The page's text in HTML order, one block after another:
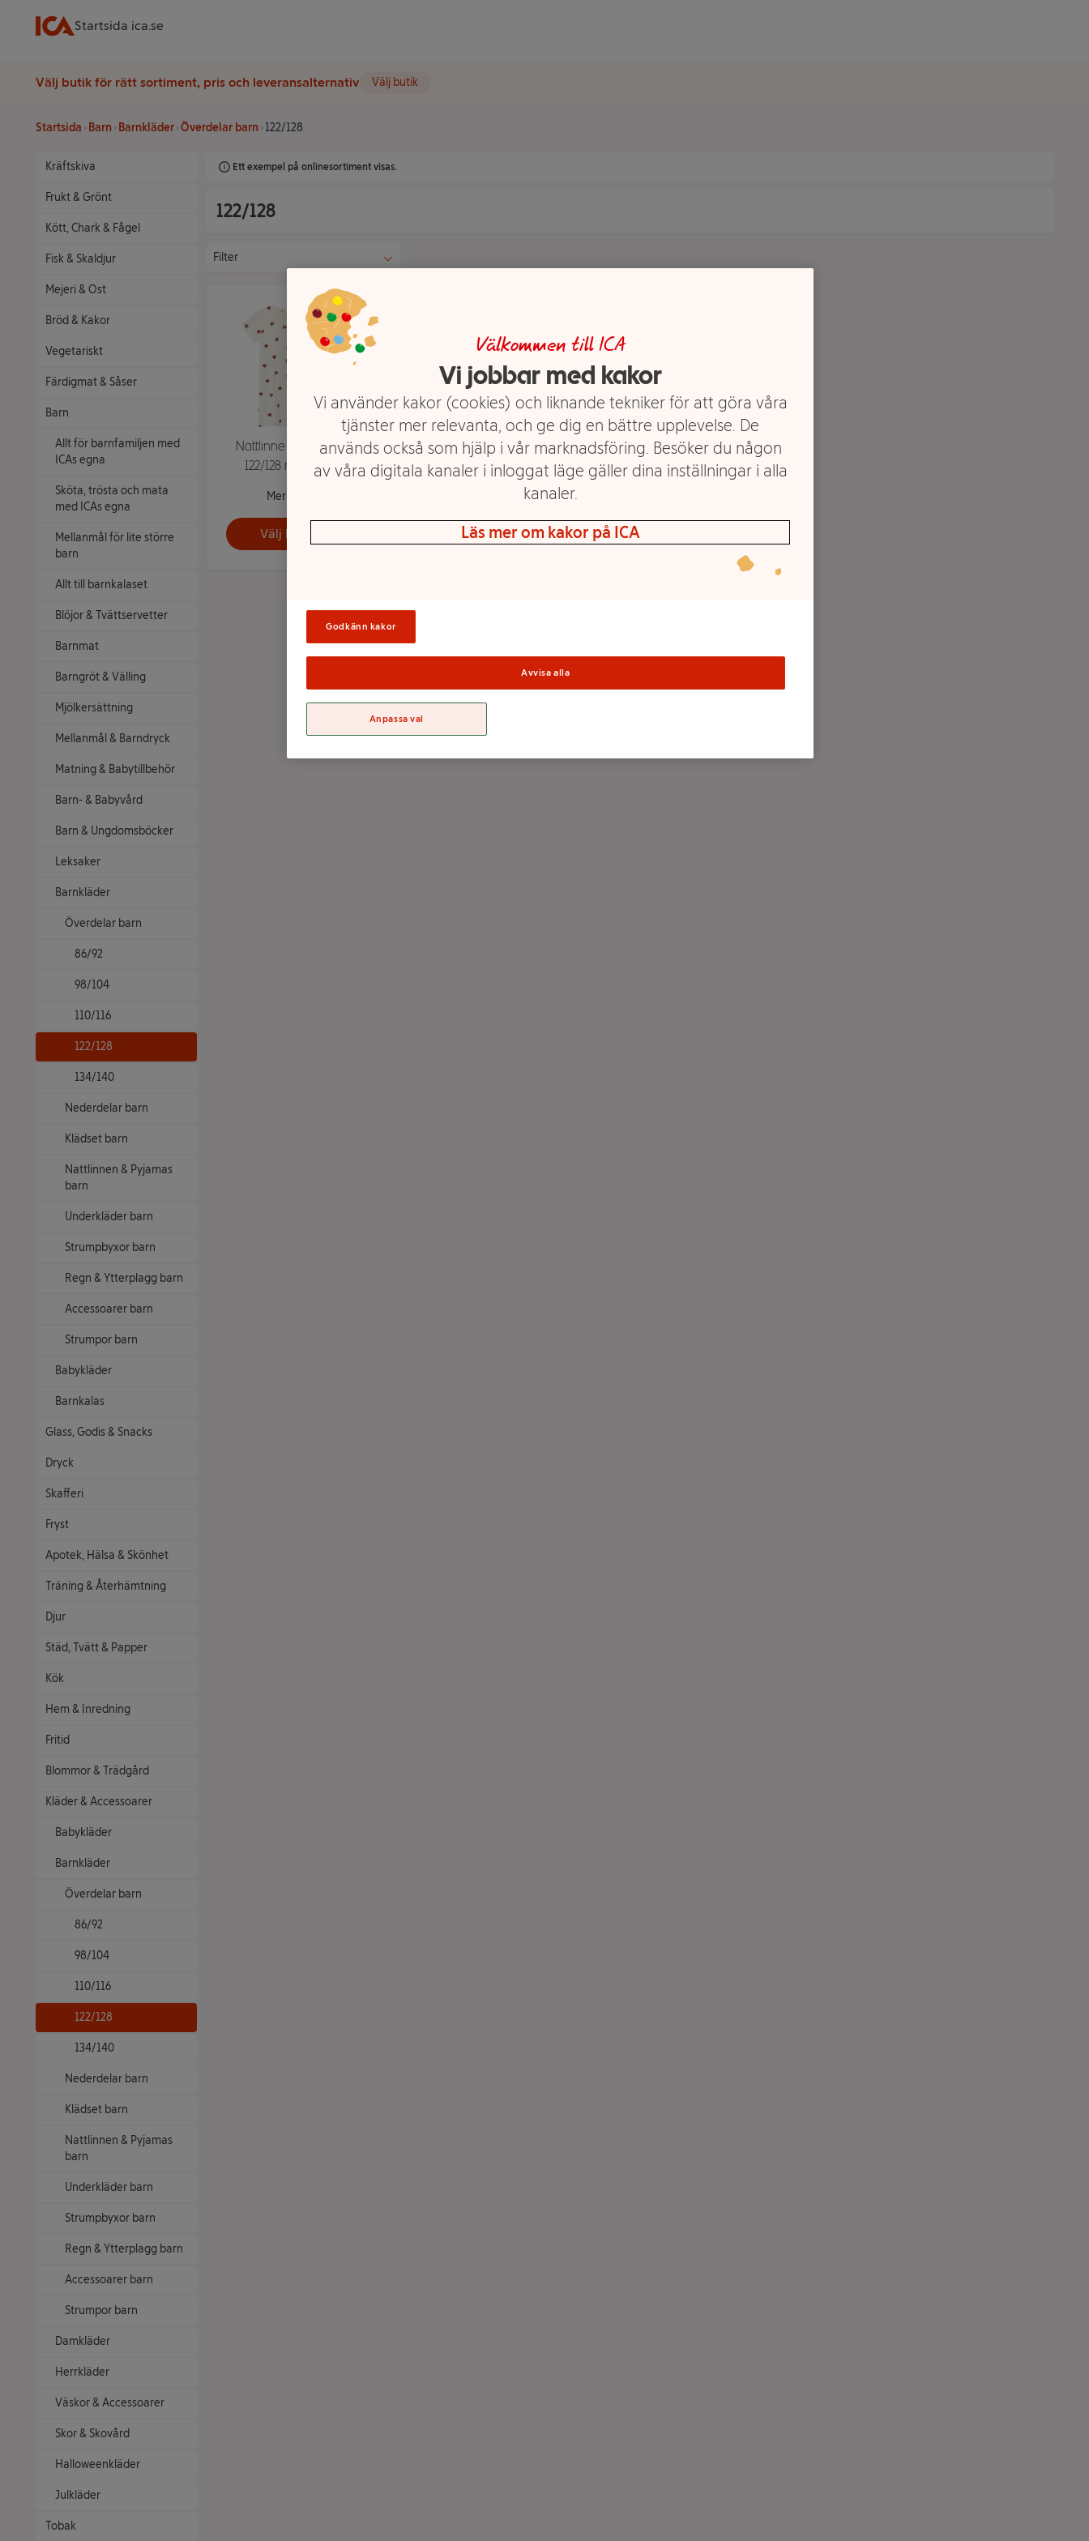
Startsida ica.se
Välj butik för rätt sortiment, pris och leveransalternativ Välj butik
Startsida Barn Barnkläder Överdelar barn 122/128
Kräftskiva
Frukt & Grönt
Kött, Chark & Fågel
Fisk & Skaldjur
Mejeri & Ost
Bröd & Kakor
Vegetariskt
Färdigmat & Såser
Barn
Allt för barnfamiljen med
ICAs egna
Sköta, trösta och mata
med ICAs egna
Mellanmål för lite större
barn
Allt till barnkalaset
Blöjor & Tvättservetter
Barnmat
Barngröt & Välling
Mjölkersättning
Mellanmål & Barndryck
Matning & Babytillbehör
Barn- & Babyvård
Barn & Ungdomsböcker
Leksaker
Barnkläder
Överdelar barn
86/92
98/104
110/116
122/128
134/140
Nederdelar barn
Klädset barn
Nattlinnen & Pyjamas
barn
Underkläder barn
Strumpbyxor barn
Regn & Ytterplagg barn
Accessoarer barn
Strumpor barn
Babykläder
Barnkalas
Glass, Godis & Snacks
Dryck
Skafferi
Fryst
Apotek, Hälsa & Skönhet
Träning & Återhämtning
Djur
Städ, Tvätt & Papper
Kök
Hem & Inredning
Fritid
Blommor & Trädgård
Kläder & Accessoarer
Babykläder
Barnkläder
Överdelar barn
86/92
98/104
110/116
122/128
134/140
Nederdelar barn
Klädset barn
Nattlinnen & Pyjamas
barn
Underkläder barn
Strumpbyxor barn
Regn & Ytterplagg barn
Accessoarer barn
Strumpor barn
Damkläder
Herrkläder
Väskor & Accessoarer
Skor & Skovård
Halloweenkläder
Julkläder
Tobak
Ett exempel på onlinesortiment visas.
122/128
Filter
Nattlinne Valentine
122/128 mywear
Mer info
Välj butik
Välkommen till ICA
Vi jobbar med kakor
Vi använder kakor (cookies) och liknande tekniker för att göra våra
tjänster mer relevanta, och ge dig en bättre upplevelse. De
används också som hjälp i vår marknadsföring. Besöker du någon
av våra digitala kanaler i inloggat läge gäller dina inställningar i alla
kanaler.
Läs mer om kakor på ICA
Godkänn kakor
Avvisa alla
Anpassa val